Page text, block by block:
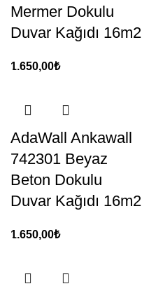
Mermer Dokulu
Duvar Kağıdı 16m2
1.650,00₺
AdaWall Ankawall
742301 Beyaz
Beton Dokulu
Duvar Kağıdı 16m2
1.650,00₺